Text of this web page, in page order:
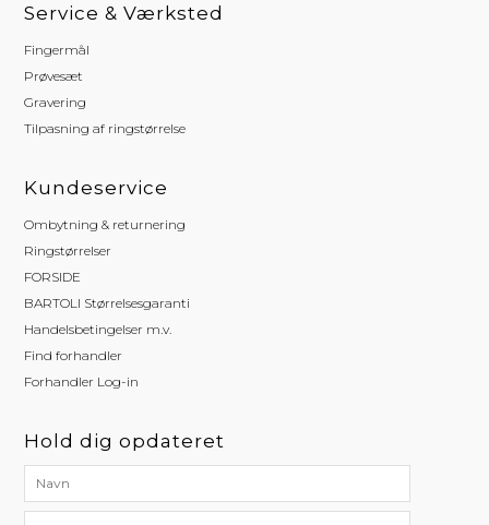
Service & Værksted
Fingermål
Prøvesæt
Gravering
Tilpasning af ringstørrelse
Kundeservice
Ombytning & returnering
Ringstørrelser
FORSIDE
BARTOLI Størrelsesgaranti
Handelsbetingelser m.v.
Find forhandler
Forhandler Log-in
Hold dig opdateret